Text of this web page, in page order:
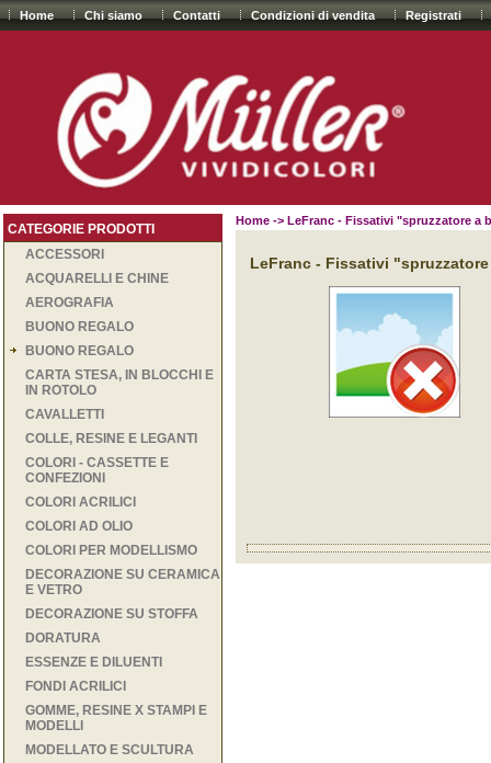
Home Chi siamo Contatti Condizioni di vendita Registrati
CATEGORIE PRODOTTI
ACCESSORI
ACQUARELLI E CHINE
AEROGRAFIA
BUONO REGALO
BUONO REGALO
CARTA STESA, IN BLOCCHI E
IN ROTOLO
CAVALLETTI
COLLE, RESINE E LEGANTI
COLORI - CASSETTE E
CONFEZIONI
COLORI ACRILICI
COLORI AD OLIO
COLORI PER MODELLISMO
DECORAZIONE SU CERAMICA
E VETRO
DECORAZIONE SU STOFFA
DORATURA
ESSENZE E DILUENTI
FONDI ACRILICI
GOMME, RESINE X STAMPI E
MODELLI
MODELLATO E SCULTURA
Home -> LeFranc - Fissativi "spruzzatore a
LeFranc - Fissativi